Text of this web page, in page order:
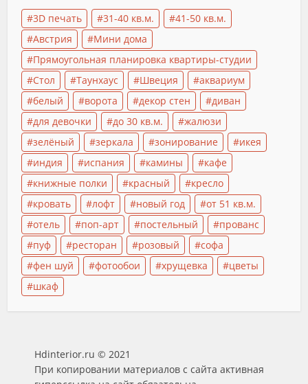
3D печать 31-40 кв.м.
41-50 кв.м.
Австрия
Мини дома
Прямоугольная планировка квартиры-студии
Стол
Таунхаус Швеция
аквариум
белый
ворота декор стен
диван
для девочки
до 30 кв.м.
жалюзи
зелёный
зеркала зонирование
икея
индия
испания камины
кафе
книжные полки
красный
кресло
кровать
лофт новый год
от 51 кв.м.
отель
поп-арт постельный
прованс
пуф
ресторан розовый
софа
фен шуй
фотообои хрущевка
цветы
шкаф
Hdinterior.ru © 2021
При копировании материалов с сайта активная